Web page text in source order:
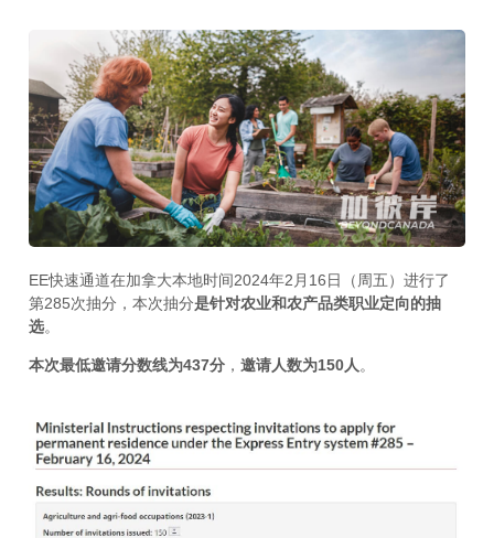
EE快速通道在加拿大本地时间2024年2月16日（周五）进行了
第285次抽分，本次抽分是针对农业和农产品类职业定向的抽
选。
本次最低邀请分数线为437分 ，邀请人数为150人。